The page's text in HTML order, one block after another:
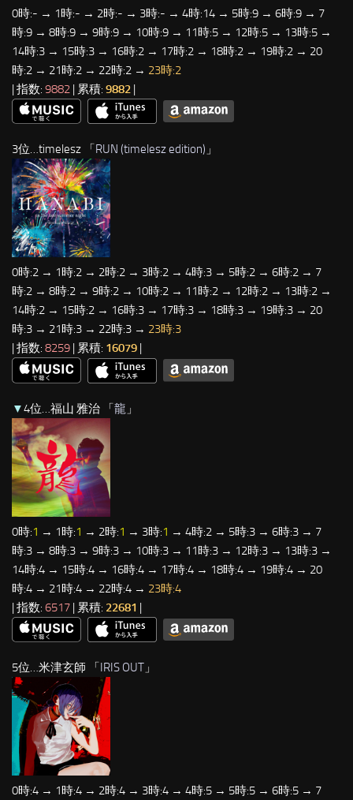
0時:- → 1時:- → 2時:- → 3時:- → 4時:14 → 5時:9 → 6時:9 → 7
時:9 → 8時:9 → 9時:9 → 10時:9 → 11時:5 → 12時:5 → 13時:5 →
14時:3 → 15時:3 → 16時:2 → 17時:2 → 18時:2 → 19時:2 → 20
時:2 → 21時:2 → 22時:2 → 23時:2
| 指数: 9882 | 累積: 9882 |
3位…timelesz 「 RUN (timelesz edition) 」
0時:2 → 1時:2 → 2時:2 → 3時:2 → 4時:3 → 5時:2 → 6時:2 → 7
時:2 → 8時:2 → 9時:2 → 10時:2 → 11時:2 → 12時:2 → 13時:2 →
14時:2 → 15時:2 → 16時:3 → 17時:3 → 18時:3 → 19時:3 → 20
時:3 → 21時:3 → 22時:3 → 23時:3
| 指数: 8259 | 累積: 16079
▼4位…福山 雅治 「龍 」
0時:1 → 1時:1 → 2時:1 → 3時:1 → 4時:2 → 5時:3 → 6時:3 → 7
時:3 → 8時:3 → 9時:3 → 10時:3 → 11時:3 → 12時:3 → 13時:3 →
14時:4 → 15時:4 → 16時:4 → 17時:4 → 18時:4 → 19時:4 → 20
時:4 → 21時:4 → 22時:4 → 23時:4
| 指数: 6517 | 累積: 22681 |
5位…米津玄師 「IRIS OUT 」
0時:4 → 1時:4 → 2時:4 → 3時:4 → 4時:5 → 5時:5 → 6時:5 → 7